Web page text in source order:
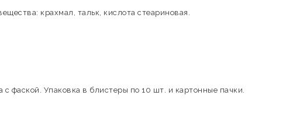
крахмал, тальк, кислота стеариновая.
с фаской. Упаковка в блистеры по 10 шт. и картонные пачки.